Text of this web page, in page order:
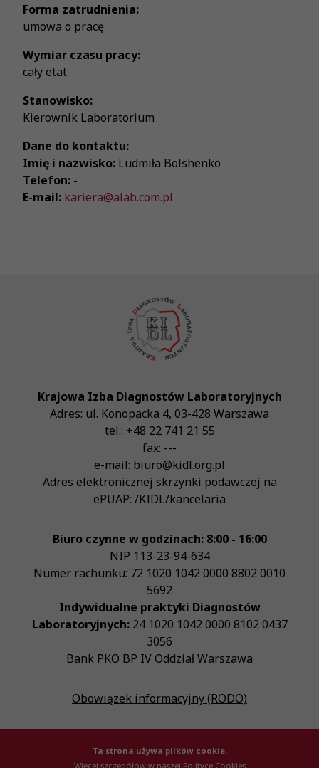
Forma zatrudnienia:
umowa o pracę
Wymiar czasu pracy:
cały etat
Stanowisko:
Kierownik Laboratorium
Dane do kontaktu:
Imię i nazwisko: Ludmiła Bolshenko
Telefon: -
E-mail: kariera@alab.com.pl
Krajowa Izba Diagnostów Laboratoryjnych
Adres: ul. Konopacka 4, 03-428 Warszawa
tel.: +48 22 741 21 55
fax: ---
e-mail: biuro@kidl.org.pl
Adres elektronicznej skrzynki podawczej na
ePUAP: /KIDL/kancelaria
Biuro czynne w godzinach: 8:00 - 16:00
NIP 113-23-94-634
Numer rachunku: 72 1020 1042 0000 8802 0010
5692
Indywidualne praktyki Diagnostów
Laboratoryjnych:24 1020 1042 0000 8102 0437
3056
Bank PKO BP IV Oddział Warszawa
Obowiązek informacyjny (RODO)
Ta strona używa plików cookie.
Więcej szczegółów w naszej Polityce Cookies